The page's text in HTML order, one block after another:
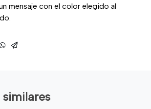
mensaje con el color elegido al